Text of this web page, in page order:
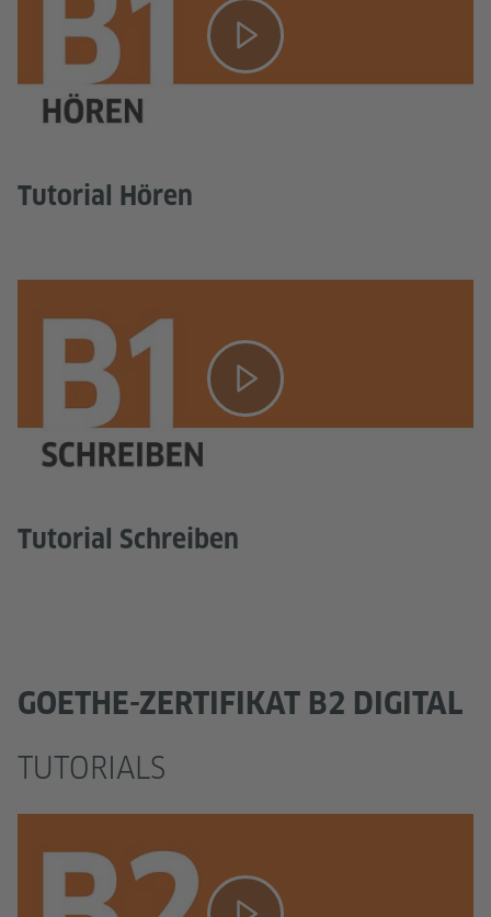
Tutorial Hören
Tutorial Schreiben
GOETHE-ZERTIFIKAT B2 DIGITAL
TUTORIALS